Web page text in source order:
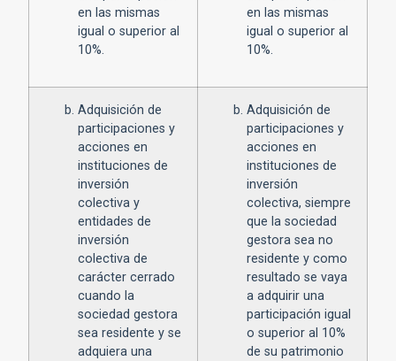
en las mismas
igual o superior al
10%.
en las mismas
igual o superior al
10%.
Adquisición de
participaciones y
acciones en
instituciones de
inversión
colectiva y
entidades de
inversión
colectiva de
carácter cerrado
cuando la
sociedad gestora
sea residente y se
adquiera una
Adquisición de
participaciones y
acciones en
instituciones de
inversión
colectiva, siempre
que la sociedad
gestora sea no
residente y como
resultado se vaya
a adquirir una
participación igual
o superior al 10%
de su patrimonio